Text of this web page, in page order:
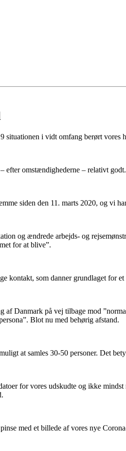
situationen i vidt omfang berørt vores
efter omstændighederne – relativt
siden den 11. marts 2020, og vi
og ændrede arbejds- og
for at blive”.
kontakt, som danner grundlaget for
af Danmark på vej tilbage mod
Blot nu med behørig afstand.
at samles 30-50 personer. Det
for vores udskudte og ikke
med et billede af vores nye